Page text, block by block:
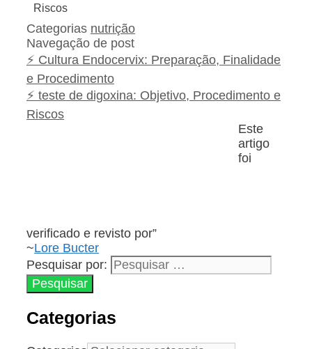
Riscos
Categorias nutrição
Navegação de post
⚡ Cultura Endocervix: Preparação, Finalidade
e Procedimento
⚡ teste de digoxina: Objetivo, Procedimento e
Riscos
Este
artigo
foi
verificado e revisto por”
~Lore Bucter
Pesquisar por:
Categorias